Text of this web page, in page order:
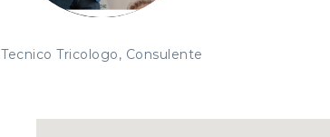
Tecnico Tricologo, Consulente